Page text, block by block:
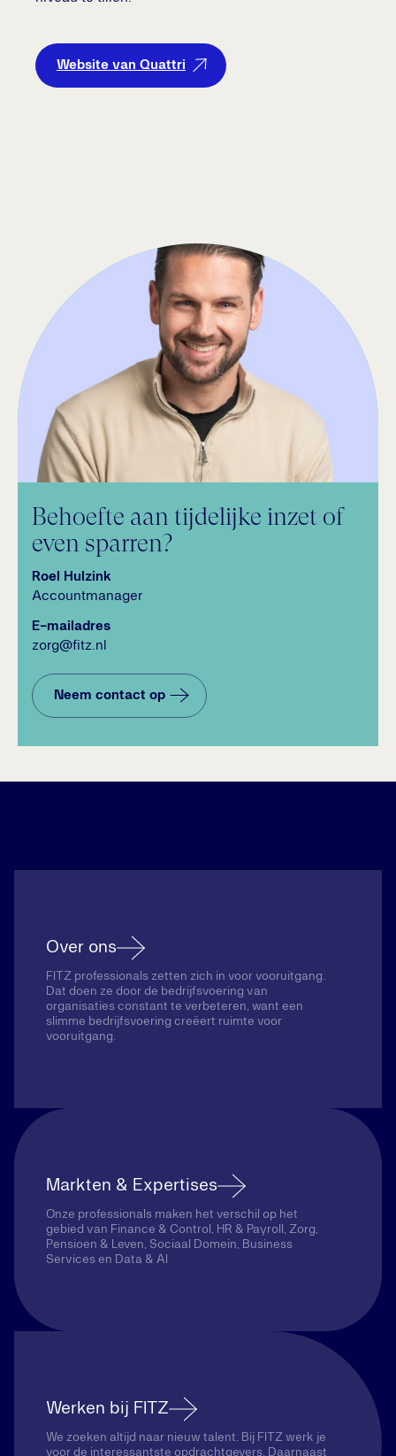
Website van Quattri
Behoefte aan tijdelijke inzet of
even sparren?
Roel Hulzink
Accountmanager
E-mailadres
zorg@fitz.nl
Neem contact op
Over ons
FITZ professionals zetten zich in voor vooruitgang.
Dat doen ze door de bedrijfsvoering van
organisaties constant te verbeteren, want een
slimme bedrijfsvoering creëert ruimte voor
vooruitgang.
Markten & Expertises
Onze professionals maken het verschil op het
gebied van Finance & Control, HR & Payroll, Zorg,
Pensioen & Leven, Sociaal Domein, Business
Services en Data & AI
Werken bij FITZ
We zoeken altijd naar nieuw talent. Bij FITZ werk je
voor de interessantste opdrachtgevers. Daarnaast